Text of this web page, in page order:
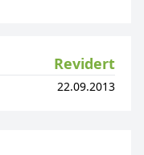
Revidert
22.09.2013